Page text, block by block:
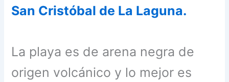
San Cristóbal de La Laguna.
La playa es de arena negra de
origen volcánico y lo mejor es